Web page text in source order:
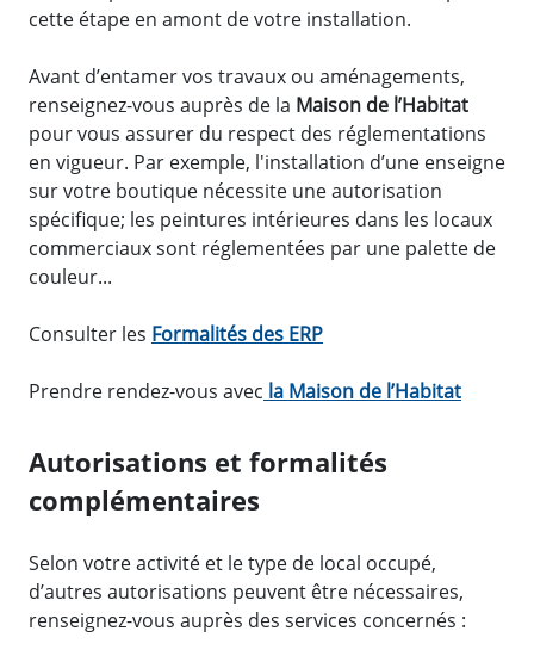
cette étape en amont de votre installation.
Avant d’entamer vos travaux ou aménagements,
renseignez-vous auprès de la Maison de l’Habitat
pour vous assurer du respect des réglementations
en vigueur. Par exemple, l'installation d’une enseigne
sur votre boutique nécessite une autorisation
spécifique; les peintures intérieures dans les locaux
commerciaux sont réglementées par une palette de
couleur...
Consulter les Formalités des ERP
Prendre rendez-vous avec la Maison de l’Habitat
Autorisations et formalités
complémentaires
Selon votre activité et le type de local occupé,
d’autres autorisations peuvent être nécessaires,
renseignez-vous auprès des services concernés :